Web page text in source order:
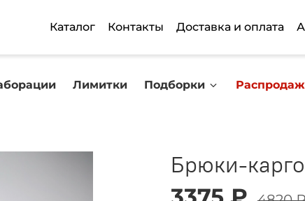
Каталог Контакты Доставка и оплата
Лимитки Подборки
Брюки-